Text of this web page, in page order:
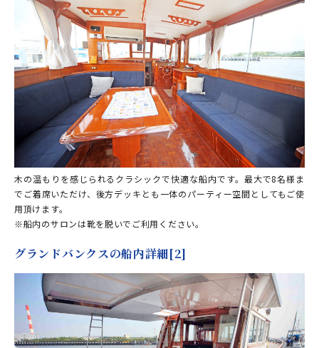
木の温もりを感じられるクラシックで快適な船内です。最大で8名様ま
でご着席いただけ、後方デッキとも一体のパーティー空間としてもご使
用頂けます。
※船内のサロンは靴を脱いでご利用ください。
グランドバンクスの船内詳細[2]